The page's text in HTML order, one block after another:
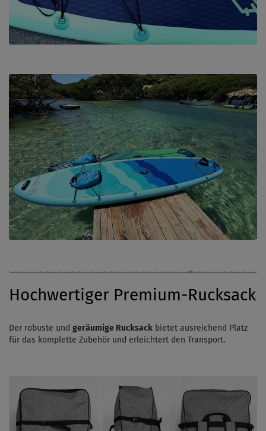
Hochwertiger Premium-Rucksack
Der robuste und geräumige Rucksack bietet ausreichend Platz
für das komplette Zubehör und erleichtert den Transport.